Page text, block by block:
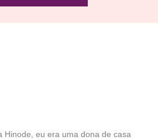
Hinode, eu era uma dona de casa